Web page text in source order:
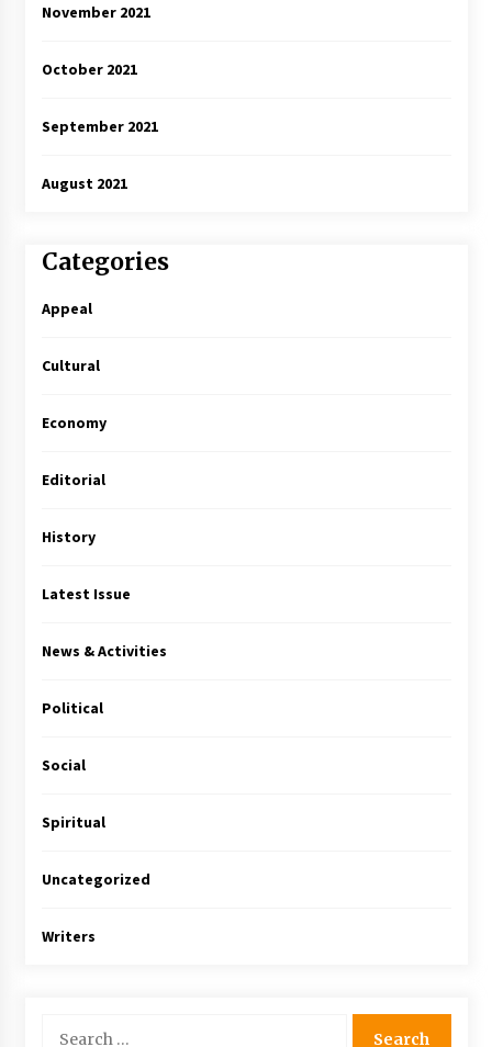
November 2021
October 2021
September 2021
August 2021
Categories
Appeal
Cultural
Economy
Editorial
History
Latest Issue
News & Activities
Political
Social
Spiritual
Uncategorized
Writers